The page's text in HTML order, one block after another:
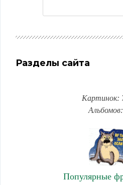
Разделы сайта
Картинок:
Популярные